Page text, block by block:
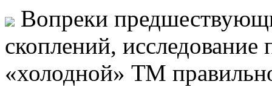
Вопреки
скоплений, исследование
«холодной» ТМ